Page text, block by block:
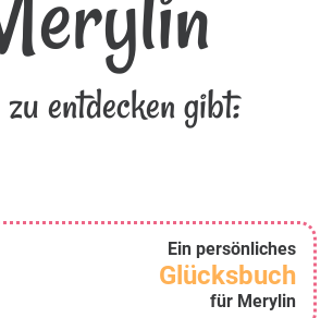
entdecken gibt:
Ein persönliches
Glücksbuch
für Merylin